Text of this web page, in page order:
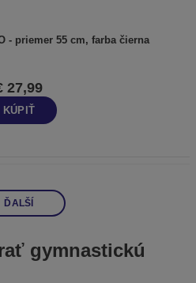
- priemer 55 cm, farba čierna
27,99
KÚPIŤ
ĎALŠÍ
gymnastickú